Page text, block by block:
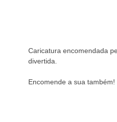
Caricatura encomendada
divertida.
Encomende a sua